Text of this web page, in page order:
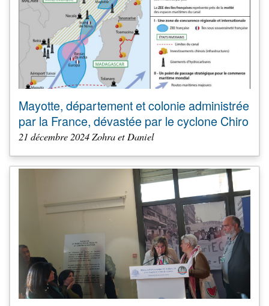
Mayotte, département et colonie administrée
par la France, dévastée par le cyclone Chiro
21 décembre 2024 Zohra et Daniel